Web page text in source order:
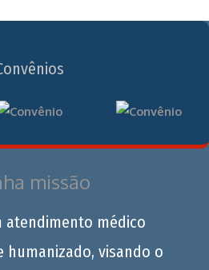
missão
atendimento médico
humanizado, visando o